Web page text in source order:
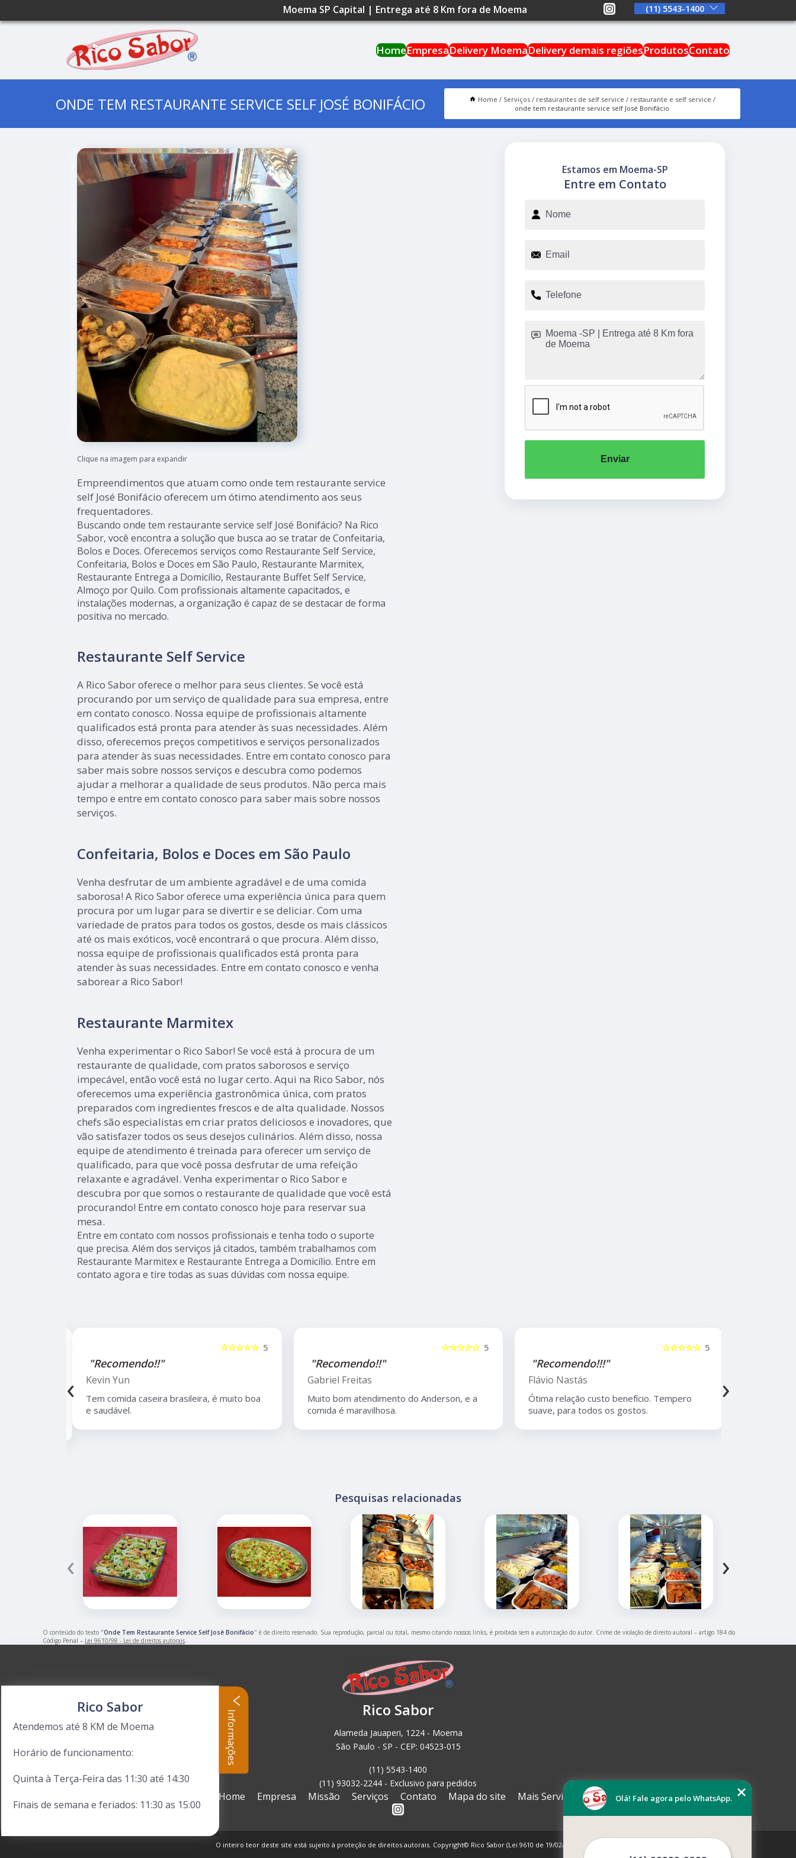
Moema SP Capital | Entrega até 8 Km fora de Moema (11) 5543-1400
HomeEmpresaDelivery MoemaDelivery demais regiõesProdutosContato
ONDE TEM RESTAURANTE SERVICE SELF JOSÉ BONIFÁCIO Home Serviços restaurantes de self service
restaurante e self service
onde tem restaurante service self José Bonifácio
Clique na imagem para expandir
Empreendimentos que atuam como onde tem restaurante service
self José Bonifácio oferecem um ótimo atendimento aos seus
frequentadores.
Buscando onde tem restaurante service self José Bonifácio? Na Rico
Sabor, você encontra a solução que busca ao se tratar de Confeitaria,
Bolos e Doces. Oferecemos serviços como Restaurante Self Service,
Confeitaria, Bolos e Doces em São Paulo, Restaurante Marmitex,
Restaurante Entrega a Domicílio, Restaurante Buffet Self Service,
Almoço por Quilo. Com profissionais altamente capacitados, e
instalações modernas, a organização é capaz de se destacar de forma
positiva no mercado.
Restaurante Self Service
A Rico Sabor oferece o melhor para seus clientes. Se você está
procurando por um serviço de qualidade para sua empresa, entre
em contato conosco. Nossa equipe de profissionais altamente
qualificados está pronta para atender às suas necessidades. Além
disso, oferecemos preços competitivos e serviços personalizados
para atender às suas necessidades. Entre em contato conosco para
saber mais sobre nossos serviços e descubra como podemos
ajudar a melhorar a qualidade de seus produtos. Não perca mais
tempo e entre em contato conosco para saber mais sobre nossos
serviços.
Confeitaria, Bolos e Doces em São Paulo
Venha desfrutar de um ambiente agradável e de uma comida
saborosa! A Rico Sabor oferece uma experiência única para quem
procura por um lugar para se divertir e se deliciar. Com uma
variedade de pratos para todos os gostos, desde os mais clássicos
até os mais exóticos, você encontrará o que procura. Além disso,
nossa equipe de profissionais qualificados está pronta para
atender às suas necessidades. Entre em contato conosco e venha
saborear a Rico Sabor!
Restaurante Marmitex
Venha experimentar o Rico Sabor! Se você está à procura de um
restaurante de qualidade, com pratos saborosos e serviço
impecável, então você está no lugar certo. Aqui na Rico Sabor, nós
oferecemos uma experiência gastronômica única, com pratos
preparados com ingredientes frescos e de alta qualidade. Nossos
chefs são especialistas em criar pratos deliciosos e inovadores, que
vão satisfazer todos os seus desejos culinários. Além disso, nossa
equipe de atendimento é treinada para oferecer um serviço de
qualificado, para que você possa desfrutar de uma refeição
relaxante e agradável. Venha experimentar o Rico Sabor e
descubra por que somos o restaurante de qualidade que você está
procurando! Entre em contato conosco hoje para reservar sua
mesa.
Entre em contato com nossos profissionais e tenha todo o suporte
que precisa. Além dos serviços já citados, também trabalhamos com
Restaurante Marmitex e Restaurante Entrega a Domicílio. Entre em
contato agora e tire todas as suas dúvidas com nossa equipe.
Entre em Contato
Estamos em Moema-SP
Enviar
5
☆☆☆☆☆
"Recomendo!!"
Kevin Yun
Tem comida caseira brasileira, é muito boa
e saudável.
5
☆☆☆☆☆
"Recomendo!!"
Gabriel Freitas
Muito bom atendimento do Anderson, e a
comida é maravilhosa.
5
☆☆☆☆☆
"Recomendo!!!"
Flávio Nastás
Ótima relação custo benefício. Tempero
suave, para todos os gostos.
‹ ›
Pesquisas relacionadas
‹ ›
O conteúdo do texto "Onde Tem Restaurante Service Self José Bonifácio" é de direito reservado. Sua reprodução, parcial ou total, mesmo citando nossos links, é proibida sem a autorização do autor. Crime de violação de direito autoral – artigo 184 do
Código Penal – Lei 9610/98 - Lei de direitos autorais.
Rico Sabor
Alameda Jauaperi, 1224 - Moema
São Paulo - SP - CEP: 04523-015
(11) 5543-1400
(11) 93032-2244 - Exclusivo para pedidos
Home Empresa Missão Serviços Contato Mapa do site Mais Serviços
O inteiro teor deste site está sujeito à proteção de direitos autorais. Copyright© Rico Sabor (Lei 9610 de 19/02/1998)
Olá! Fale agora pelo WhatsApp.
Rico Sabor
Atendemos até 8 KM de Moema
Horário de funcionamento:
Quinta à Terça-Feira das 11:30 até 14:30
Finais de semana e feriados: 11:30 as 15:00
Informações